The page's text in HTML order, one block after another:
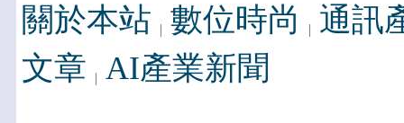
關於本站 數位時尚
通訊
文章 AI產業新聞